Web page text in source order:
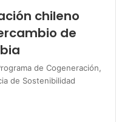
chileno
de
de Cogeneración,
de Sostenibilidad